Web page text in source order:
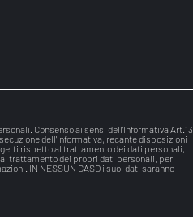
Consenso ai sensi dell'Informativa Art.13
dell'informativa, recante disposizioni
rispetto al trattamento dei dati personali,
trattamento dei propri dati personali, per
IN NESSUN CASO i suoi dati saranno